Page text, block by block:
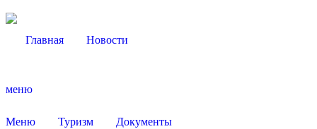
Главная Новости
меню
Меню Туризм Документы